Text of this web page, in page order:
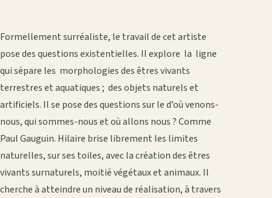
mail
Formellement surréaliste, le travail de cet artiste
pose des questions existentielles. Il explore la ligne
qui sépare les morphologies des êtres vivants
terrestres et aquatiques ; des objets naturels et
artificiels. Il se pose des questions sur le d’où venons-
nous, qui sommes-nous et où allons nous ? Comme
Paul Gauguin. Hilaire brise librement les limites
naturelles, sur ses toiles, avec la création des êtres
vivants surnaturels, moitié végétaux et animaux. Il
cherche à atteindre un niveau de réalisation, à travers